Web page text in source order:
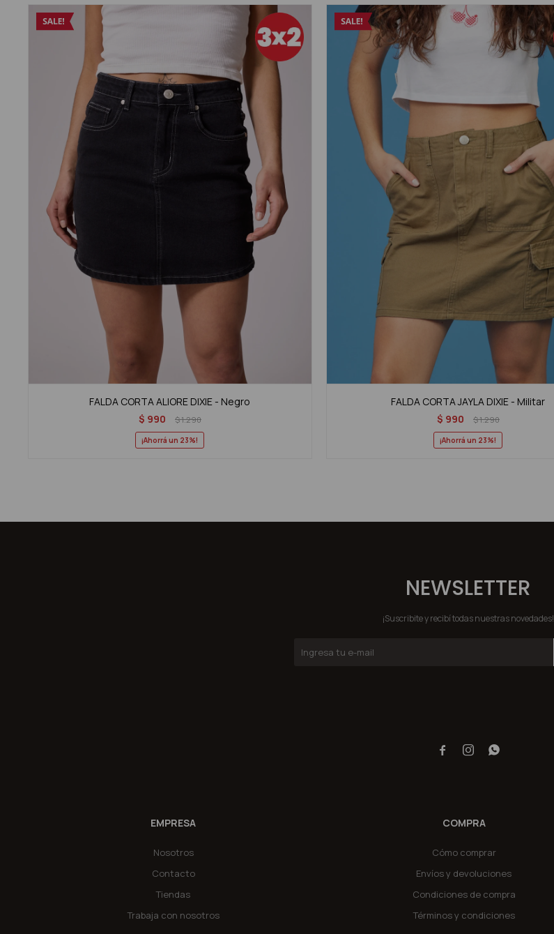
FALDA CORTA ALIORE DIXIE - Negro
$ 990 $1.290
23
FALDA CORTA JAYLA DIXIE - Militar
$ 990 $1.290
23
EMPRESA
Nosotros
Contacto
Tiendas
Trabaja con nosotros
COMPRA
Cómo comprar
Envíos y devoluciones
Condiciones de compra
Términos y condiciones
NEWSLETTER
¡Suscribite y recibí todas nuestras novedades!
  